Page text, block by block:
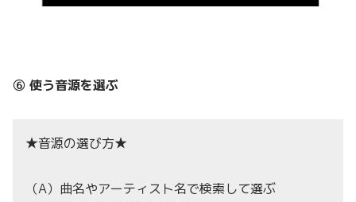
⑥ 使う音源を選ぶ
★音源の選び方★
（A）曲名やアーティスト名で検索して選ぶ